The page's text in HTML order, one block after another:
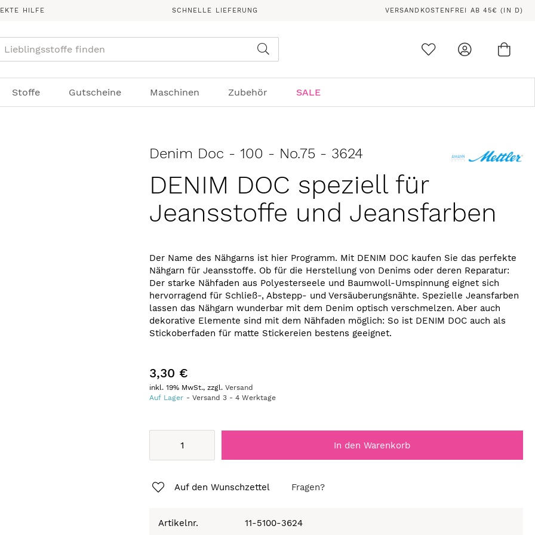
HILFE SCHNELLE LIEFERUNG VERSANDKOSTENFREI AB 45€ (IN D)
Stoffe Gutscheine Maschinen Zubehör SALE
Denim Doc - 100 - No.75 - 3624
DENIM DOC speziell für
Jeansstoffe und Jeansfarben
Der Name des Nähgarns ist hier Programm. Mit DENIM DOC kaufen Sie das perfekte
Nähgarn für Jeansstoffe. Ob für die Herstellung von Denims oder deren Reparatur:
Der starke Nähfaden aus Polyesterseele und Baumwoll-Umspinnung eignet sich
hervorragend für Schließ-, Abstepp- und Versäuberungsnähte. Spezielle Jeansfarben
lassen das Nähgarn wunderbar mit dem Denim optisch verschmelzen. Aber auch
dekorative Elemente sind mit dem Nähfaden möglich: So ist DENIM DOC auch als
Stickoberfaden für matte Stickereien bestens geeignet.
3,30 €
inkl. 19% MwSt., zzgl.Versand
Auf Lager
Versand3 -4 Werktage
In den Warenkorb
Auf den Wunschzettel Fragen?
Artikelnr. 11-5100-3624